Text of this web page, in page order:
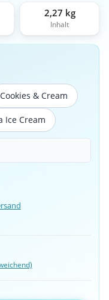
2,27 kg
Inhalt
Cookies & Cream
Cookies & Cream
Ice Cream
Vanilla Ice Cream